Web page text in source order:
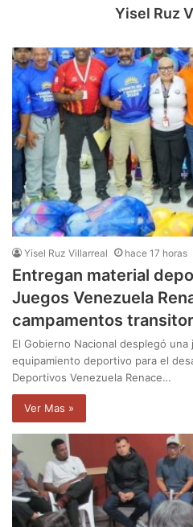
Yisel Ruz
Yisel Ruz Villarreal hace 17 horas
Entregan material
Juegos Venezuela
campamentos
El Gobierno Nacional desplegó
equipamiento deportivo para el
Deportivos Venezuela Renace…
Ver Mas »